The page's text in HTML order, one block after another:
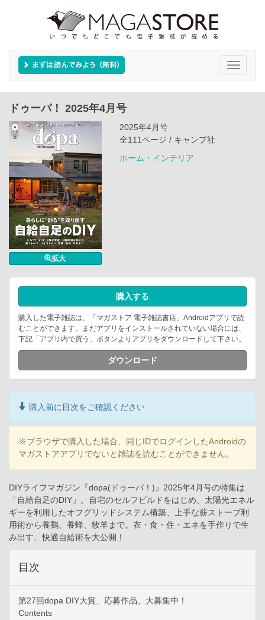
Toggle
ドゥーパ！ 2025年4月号
拡大
2025年4月号
全111ページ / キャンプ社
ホーム・インテリア
購入する
購入した電子雑誌は、「マガストア 電子雑誌書店」Androidアプリで読
むことができます。まだアプリをインストールされていない場合には、
下記「アプリ内で買う」ボタンよりアプリをダウンロードして下さい。
ダウンロード
購入前に目次をご確認ください
※ブラウザで購入した場合、同じIDでログインしたAndroidの
マガストアアプリでないと雑誌を読むことができません。
DIYライフマガジン『dopa(ドゥーパ！)』2025年4月号の特集は
「自給自足のDIY」。自宅のセルフビルドをはじめ、太陽光エネル
ギーを利用したオフグリッドシステム構築、上手な薪ストーブ利
用術から養鶏、養蜂、牧羊まで。衣・食・住・エネを手作りで生
み出す、快適自給術を大公開！
目次
第27回dopa DIY大賞、応募作品、大募集中！
Contents